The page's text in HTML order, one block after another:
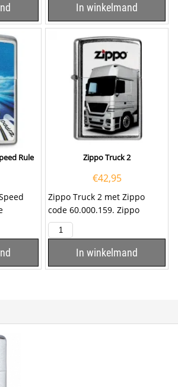
In winkelmand
Rule Zippo Truck 2
€42,95
Zippo Truck 2 met Zippo
code 60.000.159. Zippo
aansteker met een witte
vrachtwagen met...
In winkelmand